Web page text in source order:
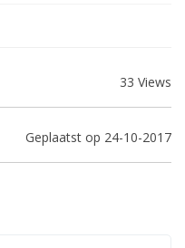
33 Views
Geplaatst op 24-10-2017